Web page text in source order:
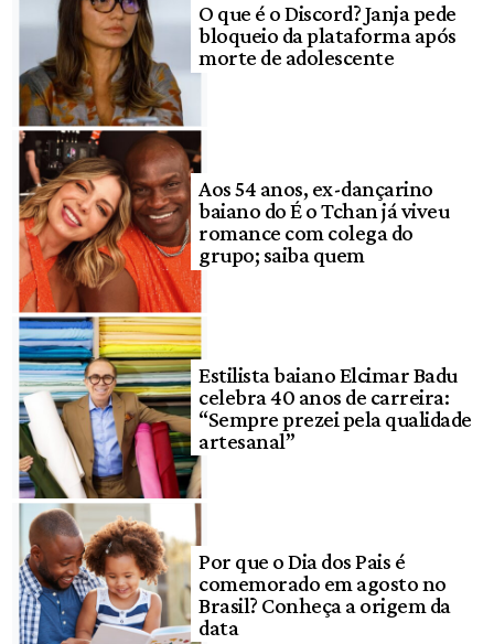
O que é o Discord? Janja pede
bloqueio da plataforma após
morte de adolescente
Aos 54 anos, ex-dançarino
baiano do É o Tchan já viveu
romance com colega do
grupo; saiba quem
Estilista baiano Elcimar Badu
celebra 40 anos de carreira:
“Sempre prezei pela qualidade
artesanal”
Por que o Dia dos Pais é
comemorado em agosto no
Brasil? Conheça a origem da
data